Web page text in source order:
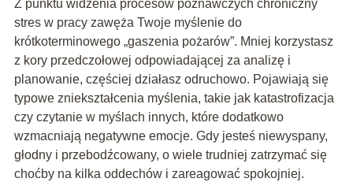
Z punktu widzenia procesów poznawczych chroniczny
stres w pracy zawęża Twoje myślenie do
krótkoterminowego „gaszenia pożarów”. Mniej korzystasz
z kory przedczołowej odpowiadającej za analizę i
planowanie, częściej działasz odruchowo. Pojawiają się
typowe zniekształcenia myślenia, takie jak katastrofizacja
czy czytanie w myślach innych, które dodatkowo
wzmacniają negatywne emocje. Gdy jesteś niewyspany,
głodny i przebodźcowany, o wiele trudniej zatrzymać się
choćby na kilka oddechów i zareagować spokojniej.